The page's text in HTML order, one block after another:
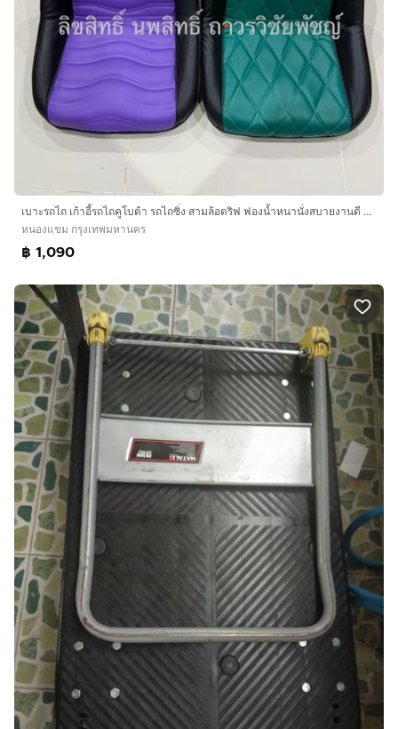
เบาะรถไถ เก้าอี้รถไถคูโบต้า รถไถซิ่ง สามล้อดริฟ ฟองน้ำหนานั่งสบายงานดี รุ่น L3408-L3608-L4508-L4708
หนองแขม กรุงเทพมหานคร
฿ 1,090